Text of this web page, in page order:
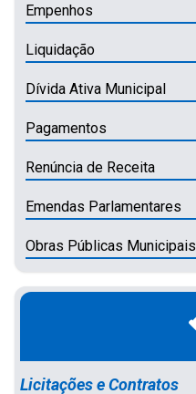
Empenhos
Liquidação
Dívida Ativa Municipal
Pagamentos
Renúncia de Receita
Emendas Parlamentares
Obras Públicas Municipais
Licitações e Contratos